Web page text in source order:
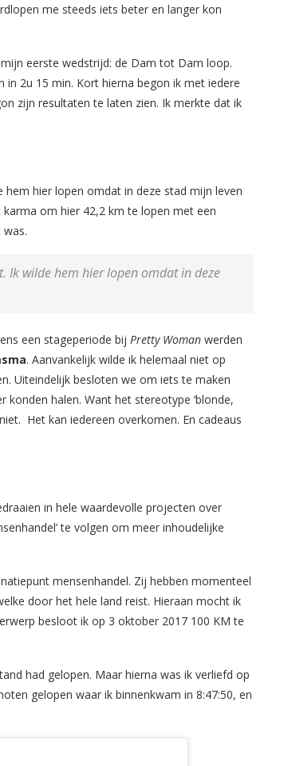
me steeds iets beter en langer kon
eerste wedstrijd: de Dam tot Dam loop.
2u 15 min. Kort hierna begon ik met iedere
zijn resultaten te laten zien. Ik merkte dat ik
hier lopen omdat in deze stad mijn leven
om hier 42,2 km te lopen met een
Ik wilde hem hier lopen omdat in deze
een stageperiode bij Pretty Woman werden
. Aanvankelijk wilde ik helemaal niet op
Uiteindelijk besloten we om iets te maken
konden halen. Want het stereotype ‘blonde,
Het kan iedereen overkomen. En cadeaus
in hele waardevolle projecten over
te volgen om meer inhoudelijke
mensenhandel. Zij hebben momenteel
door het hele land reist. Hieraan mocht ik
besloot ik op 3 oktober 2017 100 KM te
had gelopen. Maar hierna was ik verliefd op
gelopen waar ik binnenkwam in 8:47:50, en